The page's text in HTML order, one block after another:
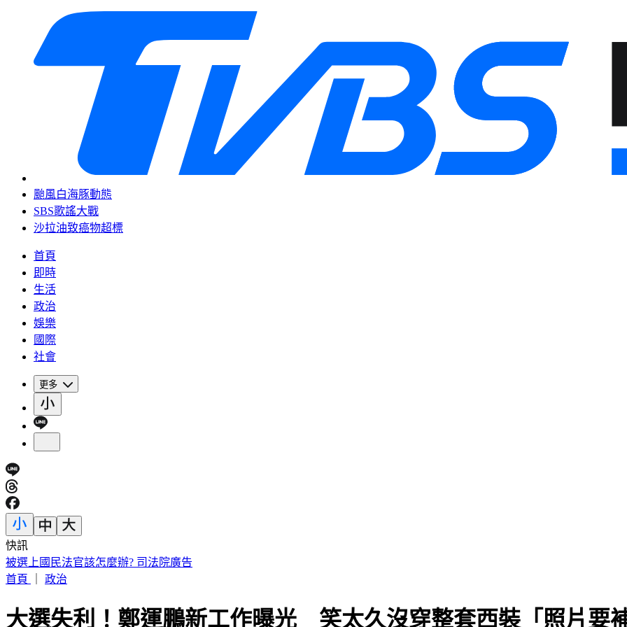
颱風白海豚動態
SBS歌謠大戰
沙拉油致癌物超標
首頁
即時
生活
政治
娛樂
國際
社會
更多
快訊
「小秦漢」張海漢驚傳過世！享壽68歲 好友悲痛證實
首頁
政治
大選失利！鄭運鵬新工作曝光 笑太久沒穿整套西裝「照片要